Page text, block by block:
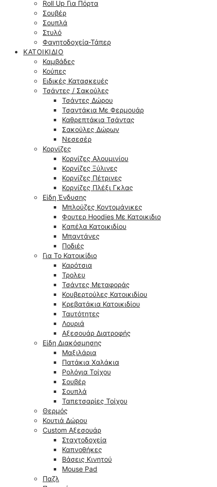
Roll Up Για Πόρτα
Σουβέρ
Σουπλά
Στυλό
Φαγητοδοχεία-Τάπερ
ΚΑΤΟΙΚΊΔΙΟ
Καμβάδες
Κούπες
Ειδικές Κατασκευές
Τσάντες / Σακούλες
Τσάντες Δώρου
Τσαντάκια Με Φερμουάρ
Καθρεπτάκια Τσάντας
Σακούλες Δώρων
Νεσεσέρ
Κορνίζες
Κορνίζες Αλουμινίου
Κορνίζες Ξύλινες
Κορνίζες Πέτρινες
Κορνίζες Πλέξι Γκλας
Είδη Ένδυσης
Μπλούζες Κοντομάνικες
Φουτερ Hoodies Με Κατοικιδιο
Kαπέλα Κατοικιδίου
Μπαντάνες
Ποδιές
Για Το Κατοικίδιο
Καρότσια
Τρολευ
Τσάντες Μεταφοράς
Κουβερτούλες Κατοικιδίου
Κρεβατάκια Κατοικιδίου
Ταυτότητες
Λουριά
Αξεσουάρ Διατροφής
Είδη Διακόσμησης
Μαξιλάρια
Πατάκια Χαλάκια
Ρολόγια Τοίχου
Σουβέρ
Σουπλά
Ταπετσαρίες Τοίχου
Θερμός
Κουτιά Δώρου
Custom Αξεσουάρ
Σταχτοδοχεία
Καπνοθήκες
Βάσεις Κινητού
Mouse Pad
Παζλ